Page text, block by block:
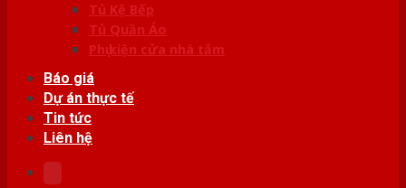
Tủ Kệ Bếp
Tủ Quần Áo
Phụ kiện cửa nhà tắm
Báo giá
Dự án thực tế
Tin tức
Liên hệ